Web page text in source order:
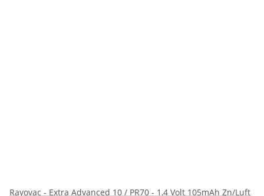
Rayovac - Extra Advanced 10 / PR70 - 1,4 Volt 105mAh Zn/Luft